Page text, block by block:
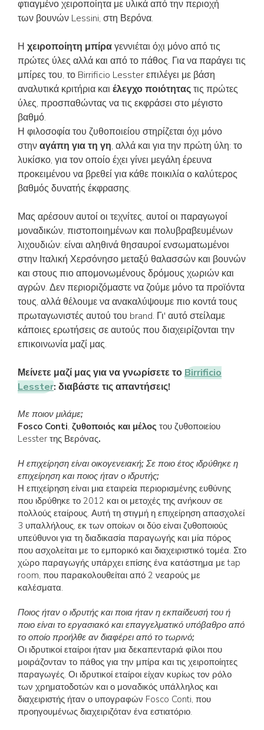
φτιαγμένο χειροποίητα με υλικά από την περιοχή
των βουνών Lessini, στη Βερόνα.
Η χειροποίητη μπίραγεννιέται όχι μόνο από τις
πρώτες ύλες αλλά και από το πάθος. Για να παράγει τις
μπίρες του, το Birrificio Lesster επιλέγει με βάση
αναλυτικά κριτήρια και έλεγχο ποιότηταςτις πρώτες
ύλες, προσπαθώντας να τις εκφράσει στο μέγιστο
βαθμό.
Η φιλοσοφία του ζυθοποιείου στηρίζεται όχι μόνο
στηναγάπη για τη γη, αλλά και για την πρώτη ύλη: το
λυκίσκο, για τον οποίο έχει γίνει μεγάλη έρευνα
προκειμένου να βρεθεί για κάθε ποικιλία ο καλύτερος
βαθμός δυνατής έκφρασης.
Μας αρέσουν αυτοί οι τεχνίτες, αυτοί οι παραγωγοί
μοναδικών, πιστοποιημένων και πολυβραβευμένων
λιχουδιών: είναι αληθινά θησαυροί ενσωματωμένοι
στην Ιταλική Χερσόνησο μεταξύ θαλασσών και βουνών
και στους πιο απομονωμένους δρόμους χωριών και
αγρών. Δεν περιοριζόμαστε να ζούμε μόνο τα προϊόντα
τους, αλλά θέλουμε να ανακαλύψουμε πιο κοντά τους
πρωταγωνιστές αυτού του brand. Γι' αυτό στείλαμε
κάποιες ερωτήσεις σε αυτούς που διαχειρίζονται την
επικοινωνία μαζί μας.
Μείνετε μαζί μας για να γνωρίσετε τοBirrificio
Lesster: διαβάστε τις απαντήσεις!
Με ποιον μιλάμε;
Fosco Conti, ζυθοποιός και μέλος του ζυθοποιείου
Lesster της Βερόνας.
Η επιχείρηση είναι οικογενειακή; Σε ποιο έτος ιδρύθηκε η
επιχείρηση και ποιος ήταν ο ιδρυτής;
Η επιχείρηση είναι μια εταιρεία περιορισμένης ευθύνης
που ιδρύθηκε το 2012 και οι μετοχές της ανήκουν σε
πολλούς εταίρους. Αυτή τη στιγμή η επιχείρηση απασχολεί
3 υπαλλήλους, εκ των οποίων οι δύο είναι ζυθοποιούς
υπεύθυνοι για τη διαδικασία παραγωγής και μία πόρος
που ασχολείται με το εμπορικό και διαχειριστικό τομέα. Στο
χώρο παραγωγής υπάρχει επίσης ένα κατάστημα με tap
room, που παρακολουθείται από 2 νεαρούς με
καλέσματα.
Ποιος ήταν ο ιδρυτής και ποια ήταν η εκπαίδευσή του ή
ποιο είναι το εργασιακό και επαγγελματικό υπόβαθρο από
το οποίο προήλθε αν διαφέρει από το τωρινό;
Οι ιδρυτικοί εταίροι ήταν μια δεκαπενταριά φίλοι που
μοιράζονταν το πάθος για την μπίρα και τις χειροποίητες
παραγωγές. Οι ιδρυτικοί εταίροι είχαν κυρίως τον ρόλο
των χρηματοδοτών και ο μοναδικός υπάλληλος και
διαχειριστής ήταν ο υπογραφών Fosco Conti, που
προηγουμένως διαχειριζόταν ένα εστιατόριο.